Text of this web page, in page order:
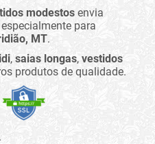
modestos envia
para
MT.
, saias longas, vestidos
produtos de qualidade.